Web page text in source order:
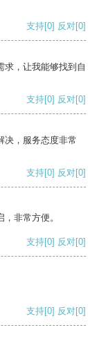
支持[0] 反对[0]
求，让我能够找到自
支持[0] 反对[0]
决，服务态度非常
支持[0] 反对[0]
非常方便。
支持[0] 反对[0]
支持[0] 反对[0]